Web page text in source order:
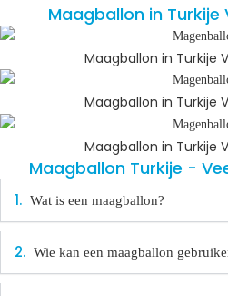
Maagballon in
Maagballon in Turkije
Maagballon in Turkije
Maagballon in Turkije
Maagballon Turkije -
Wat is een maagballon?
Wie kan een maagballon